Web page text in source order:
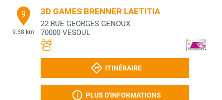
9
9.58 km
3D GAMES BRENNER LAETITIA
22 RUE GEORGES GENOUX
70000 VESOUL
ITINÉRAIRE
PLUS D'INFORMATIONS